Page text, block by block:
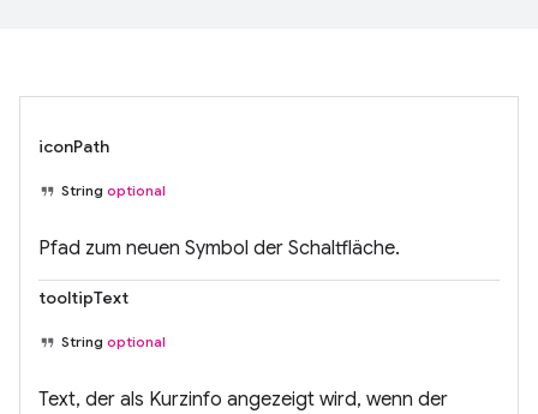
iconPath
String optional
Pfad zum neuen Symbol der Schaltfläche.
tooltipText
String optional
Text, der als Kurzinfo angezeigt wird, wenn der